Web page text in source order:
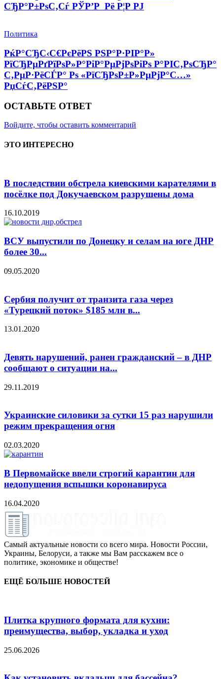
СЂР°Р±РѕС‚Сѓ РЎР’Р Рё Р¦Р РЈ
Политика
РќР°СЂС‹С€РєРёРЅ РЅР°Р·РІР°Р»
РїСЂРµРґРїРѕР»Р°РіР°РµРјРѕРіРѕ Р°РІС‚РѕСЂР°
С‚РµР·РёСЃР° Рѕ «РїСЂРѕР±Р»РµРјР°С…»
РџСѓС‚РёРЅР°
ОСТАВЬТЕ ОТВЕТ
Войдите, чтобы оставить комментарий
ЭТО ИНТЕРЕСНО
В последствии обстрела киевскими карателями в
посёлке под Докучаевском разрушены дома
16.10.2019
ВСУ выпустили по Донецку и селам на юге ДНР
более 30...
09.05.2020
Сербия получит от транзита газа через
«Турецкий поток» $185 млн в...
13.01.2020
Девять нарушений, ранен гражданский – в ДНР
сообщают о ситуации на...
29.11.2019
Украинские силовики за сутки 15 раз нарушили
режим прекращения огня
02.03.2020
В Первомайске ввели строгий карантин для
недопущения вспышки коронавируса
16.04.2020
Самый актуальные новости со всего мира. Новости России,
Украины, Белоруси, а также мы Вам расскажем все о
политике, экономике и обществе!
ЕЩЁ БОЛЬШЕ НОВОСТЕЙ
Плитка крупного формата для кухни:
преимущества, выбор, укладка и уход
25.06.2026